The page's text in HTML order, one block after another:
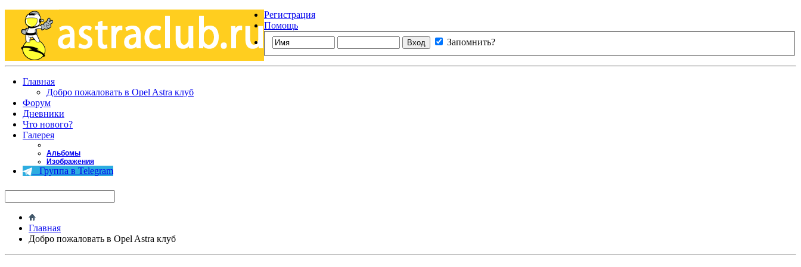
Регистрация
Помощь
Запомнить?
Главная
Добро пожаловать в Opel Astra клуб
Форум
Дневники
Что нового?
Галерея
Альбомы
Изображения
Группа в Telegram
Главная
Добро пожаловать в Opel Astra клуб